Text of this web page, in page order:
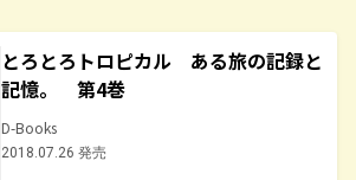
とろとろトロピカル ある旅の記録と
記憶。 第4巻
D-Books
2018.07.26 発売